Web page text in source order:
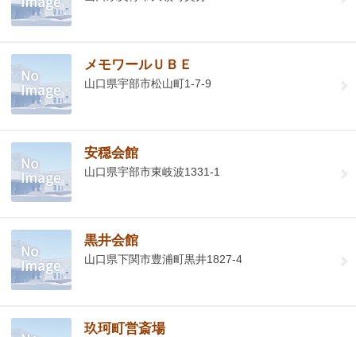
メモワールＵＢＥ
山口県宇部市松山町1-7-9
安穏会館
山口県宇部市東岐波1331-1
黒井会館
山口県下関市豊浦町黒井1827-4
玖珂町営斎場